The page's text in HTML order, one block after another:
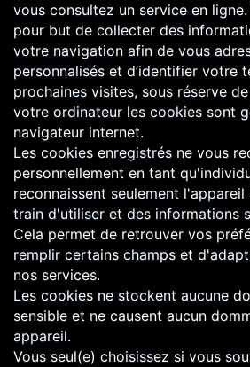
vous consultez un service en
pour but de collecter des
votre navigation afin de vous
personnalisés et d’identifier votre
prochaines visites, sous réserve
votre ordinateur les cookies sont
navigateur internet.
Les cookies enregistrés ne vous
personnellement en tant
reconnaissent seulement
train d'utiliser et des informations
Cela permet de retrouver vos
remplir certains champs et
nos services.
Les cookies ne stockent aucune
sensible et ne causent aucun
appareil.
Vous seul(e) choisissez si vous